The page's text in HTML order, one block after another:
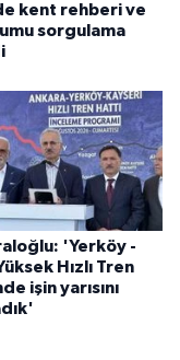
kent rehberi ve
sorgulama
'Yerköy -
Hızlı Tren
işin yarısını